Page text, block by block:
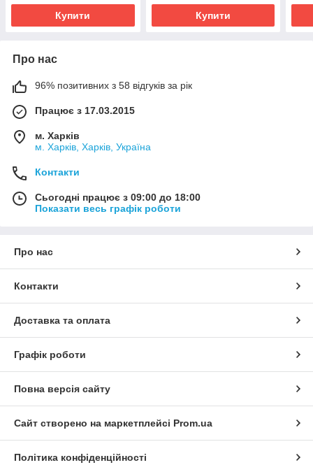
Купити Купити
Про нас
96% позитивних з 58 відгуків за рік
Працює з 17.03.2015
м. Харків
м. Харків, Харків, Україна
Контакти
Сьогодні працює з 09:00 до 18:00
Показати весь графік роботи
Про нас
Контакти
Доставка та оплата
Графік роботи
Повна версія сайту
Сайт створено на маркетплейсі Prom.ua
Політика конфіденційності